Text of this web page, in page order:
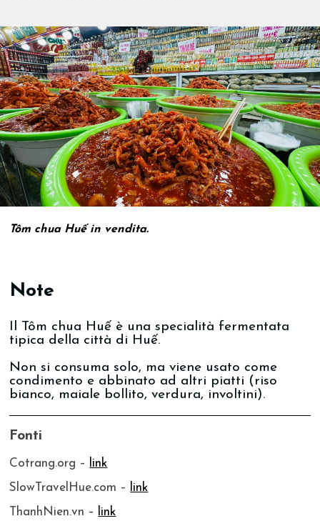
Tôm chua Huế in vendita.
Note
Il Tôm chua Huế è una specialità fermentata
tipica della città di Huế.
Non si consuma solo, ma viene usato come
condimento e abbinato ad altri piatti (riso
bianco, maiale bollito, verdura, involtini).
Fonti
Cotrang.org – link
SlowTravelHue.com – link
ThanhNien.vn – link